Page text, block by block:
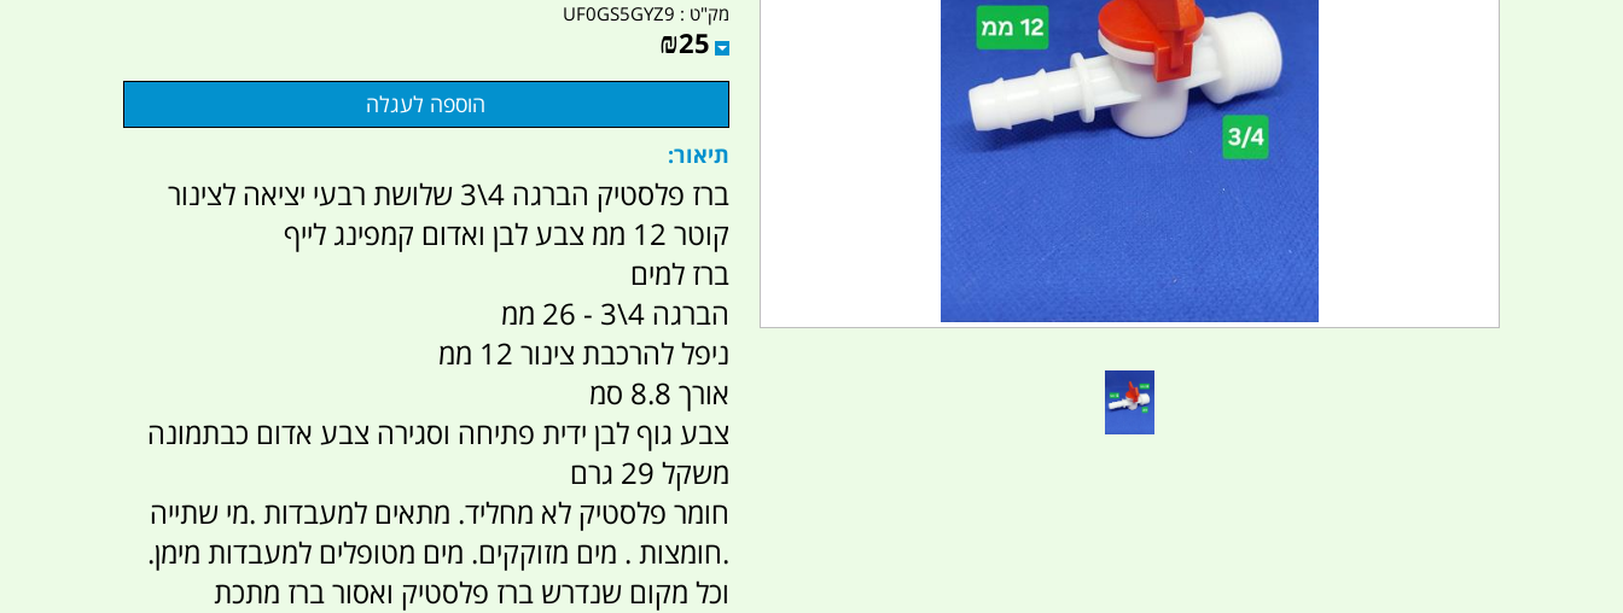
מק"ט : UF0GS5GYZ9
₪25
תיאור:
ברז פלסטיק הברגה 4\3 שלושת רבעי יציאה לצינור
קוטר 12 ממ צבע לבן ואדום קמפינג לייף
ברז למים
הברגה 4\3 - 26 ממ
ניפל להרכבת צינור 12 ממ
אורך 8.8 סמ
צבע גוף לבן ידית פתיחה וסגירה צבע אדום כבתמונה
משקל 29 גרם
חומר פלסטיק לא מחליד. מתאים למעבדות .מי שתייה
.חומצות . מים מזוקקים. מים מטופלים למעבדות מימן.
וכל מקום שנדרש ברז פלסטיק ואסור ברז מתכת